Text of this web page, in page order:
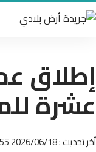
إطلاق
عشرة
أخر تحديث : 2026/06/18 at 9:55 مساءً